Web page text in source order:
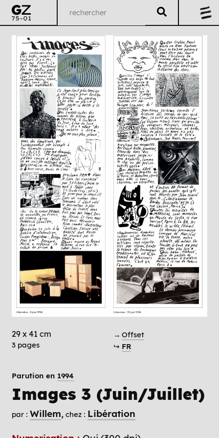
29 x 41 cm
3 pages
→ Offset
↪ FR
Parution en 1994
Images 3 (Juin/Juillet)
par : Willem chez : Libération